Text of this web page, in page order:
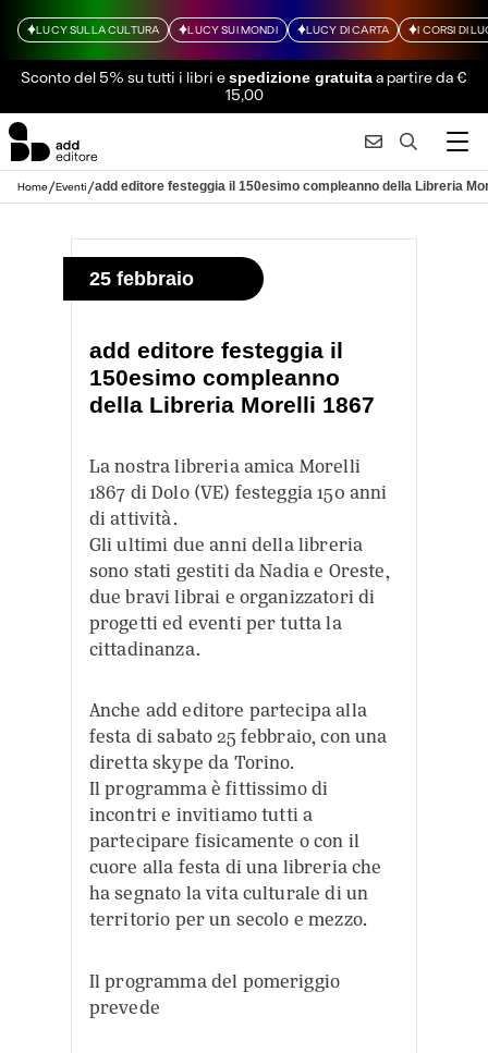
LUCY SULLA CULTURA LUCY SUI MONDI LUCY DI CARTA I CORSI DI
Sconto del 5% su tutti i libri espedizione gratuitaa partire da €
15,00
Home/Eventi/add editore festeggia il 150esimo compleanno della Libreria
25 febbraio
add editore festeggia il
150esimo compleanno
della Libreria Morelli 1867
La nostra libreria amica Morelli
1867 di Dolo (VE) festeggia 150 anni
di attività.
Gli ultimi due anni della libreria
sono stati gestiti da Nadia e Oreste,
due bravi librai e organizzatori di
progetti ed eventi per tutta la
cittadinanza.
Anche add editore partecipa alla
festa di sabato 25 febbraio, con una
diretta skype da Torino.
Il programma è fittissimo di
incontri e invitiamo tutti a
partecipare fisicamente o con il
cuore alla festa di una libreria che
ha segnato la vita culturale di un
territorio per un secolo e mezzo.
Il programma del pomeriggio
prevede